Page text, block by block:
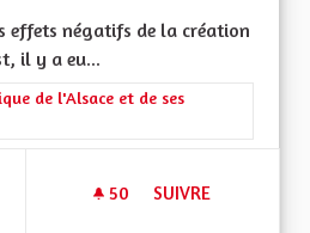
effets négatifs de la création
il y a eu...
catégorie : L'attractivité
de l'Alsace et de ses
50 50 ABONNÉS
SUIVRE